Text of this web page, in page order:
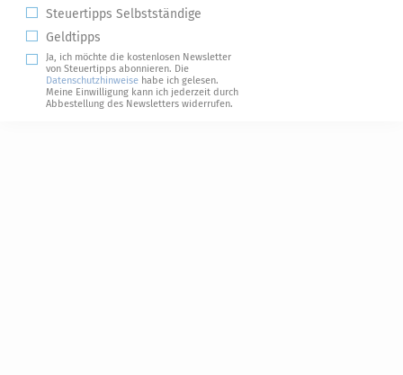
Steuertipps Selbstständige
Geldtipps
Ja, ich möchte die kostenlosen Newsletter
von Steuertipps abonnieren. Die
Datenschutzhinweise habe ich gelesen.
Meine Einwilligung kann ich jederzeit durch
Abbestellung des Newsletters widerrufen.